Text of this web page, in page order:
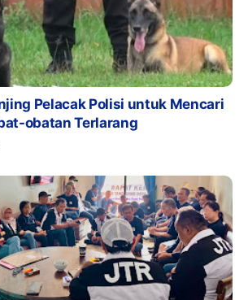
Pelacak Polisi untuk Mencari
obatan Terlarang